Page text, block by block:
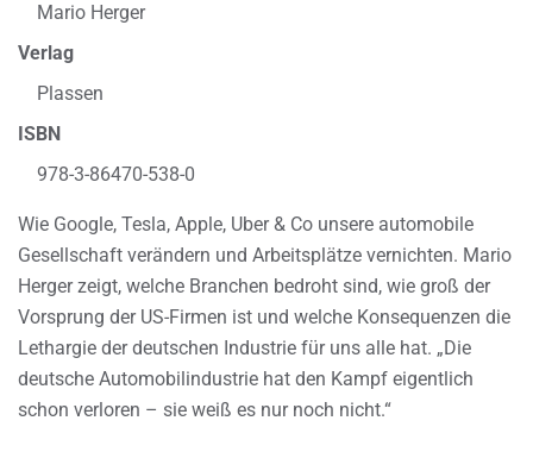
Mario Herger
Verlag
Plassen
ISBN
978-3-86470-538-0
Wie Google, Tesla, Apple, Uber & Co unsere automobile
Gesellschaft verändern und Arbeitsplätze vernichten. Mario
Herger zeigt, welche Branchen bedroht sind, wie groß der
Vorsprung der US-Firmen ist und welche Konsequenzen die
Lethargie der deutschen Industrie für uns alle hat. „Die
deutsche Automobilindustrie hat den Kampf eigentlich
schon verloren – sie weiß es nur noch nicht.“